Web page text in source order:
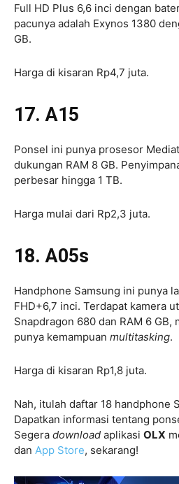
Full HD Plus 6,6 inci dengan
pacunya adalah Exynos 1380
GB.
Harga di kisaran Rp4,7 juta.
17. A15
Ponsel ini punya prosesor
dukungan RAM 8 GB.
perbesar hingga 1 TB.
Harga mulai dari Rp2,3 juta.
18. A05s
Handphone Samsung ini punya
FHD+6,7 inci. Terdapat kamera
Snapdragon 680 dan RAM 6 GB,
punya kemampuan multitasking.
Harga di kisaran Rp1,8 juta.
Nah, itulah daftar 18 handphone
Dapatkan informasi tentang
Segera download aplikasi OLX
dan App Store, sekarang!